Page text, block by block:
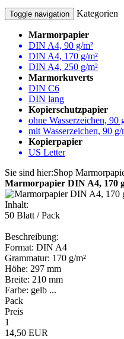
Toggle navigation Kategorien
Marmorpapier
DIN A4, 90 g/m²
DIN A4, 170 g/m²
DIN A4, 250 g/m²
Marmorkuverts
DIN C6
DIN lang
Kopierschutzpapier
ohne Wasserzeichen, 90
mit Wasserzeichen, 90 g/
Kopierpapier
US Letter
Sie sind hier:Shop
Marmorpapier DIN A4, 170
Inhalt:
50 Blatt / Pack
Beschreibung:
Format: DIN A4
Grammatur: 170 g/m²
Höhe: 297 mm
Breite: 210 mm
Farbe: gelb ...
Pack
Preis
1
14,50 EUR